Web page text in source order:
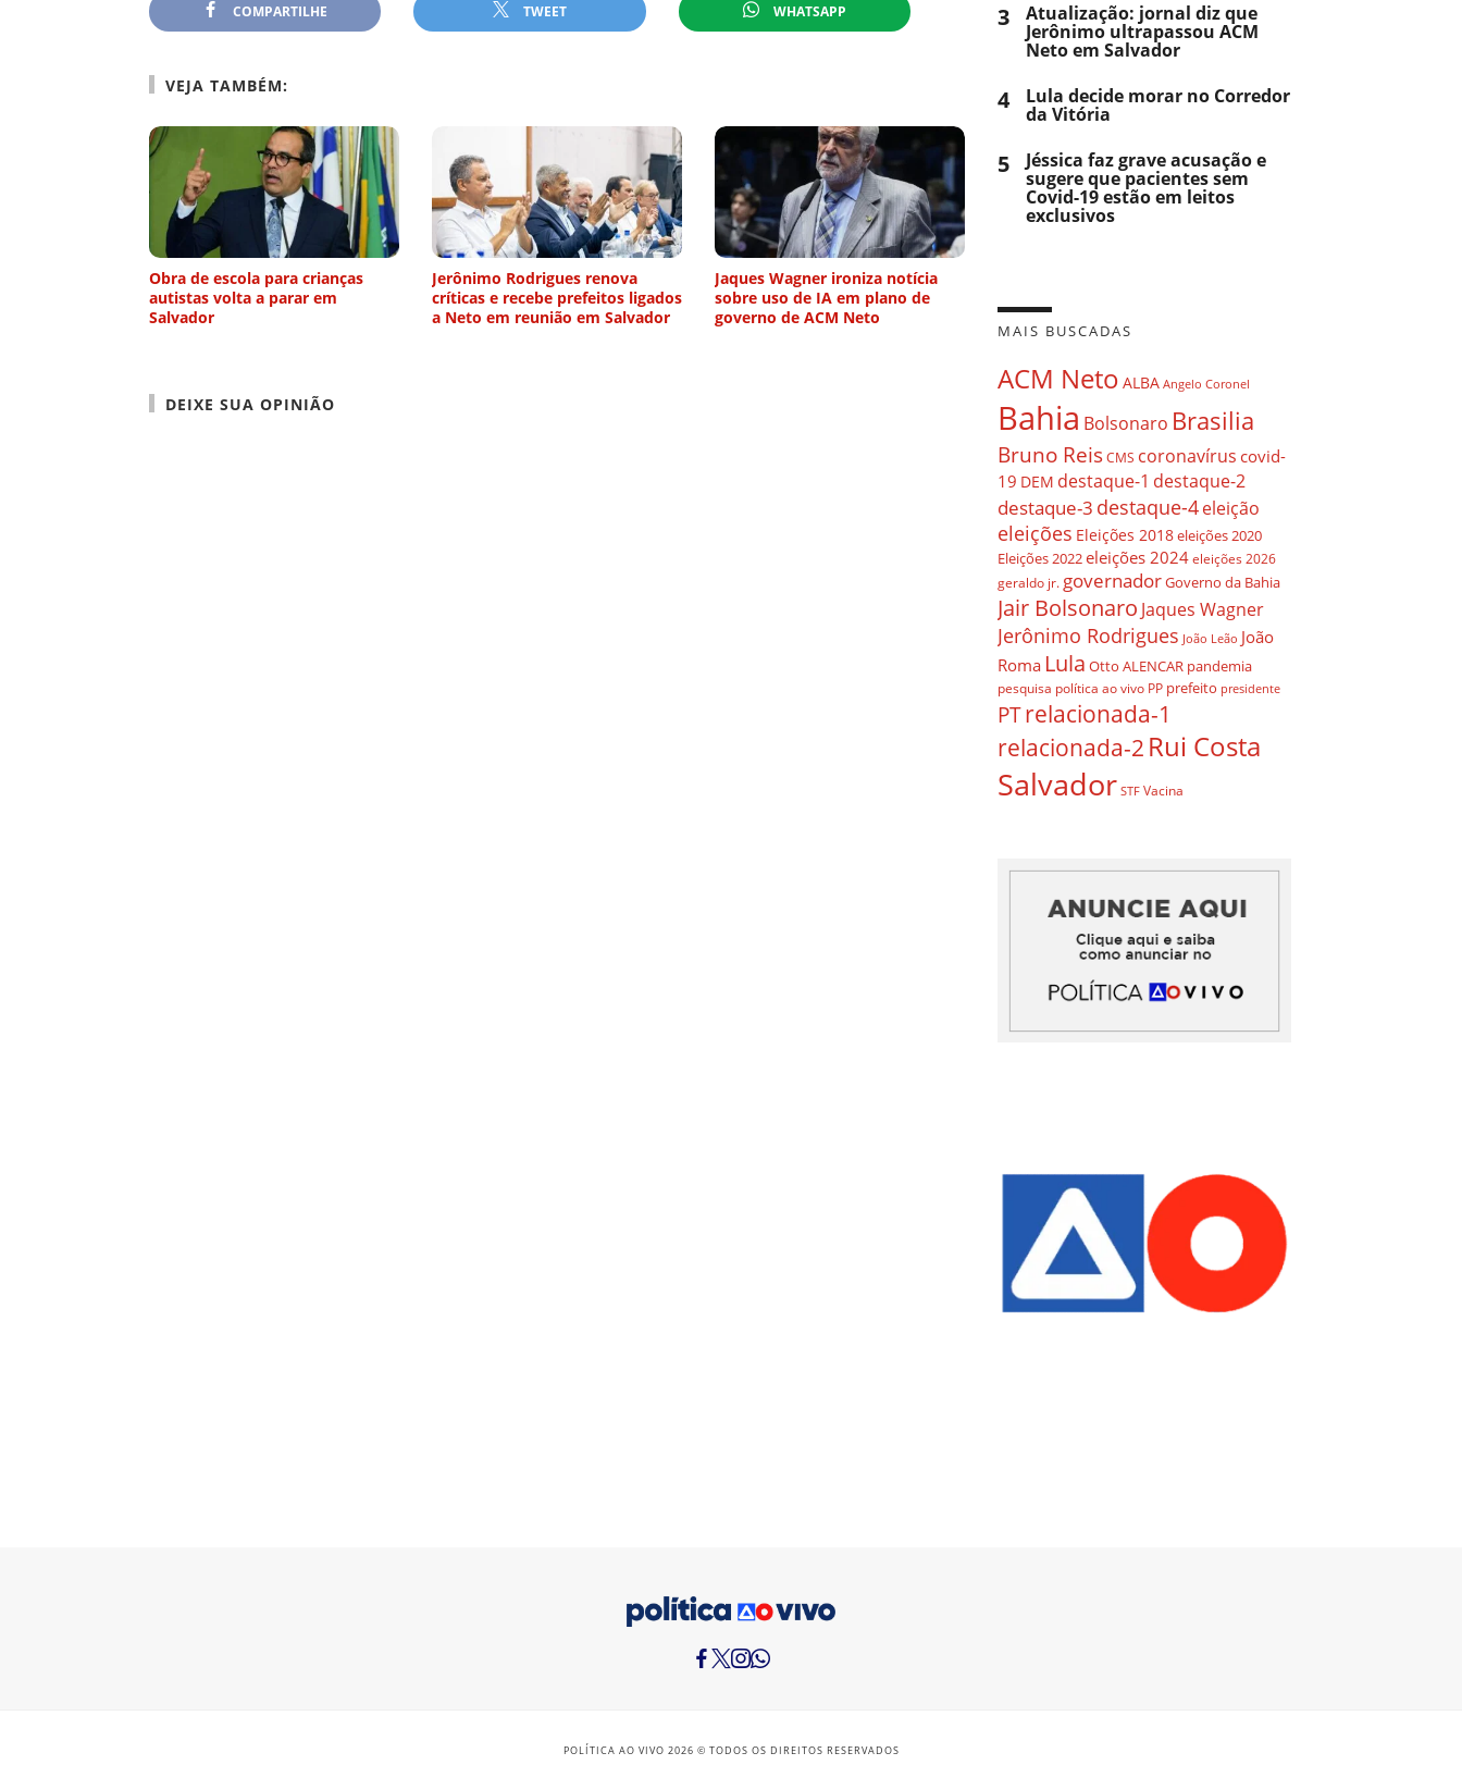
COMPARTILHE TWEET WHATSAPP
VEJA TAMBÉM:
Obra de escola para crianças
autistas volta a parar em
Salvador
Jerônimo Rodrigues renova
críticas e recebe prefeitos ligados
a Neto em reunião em Salvador
Jaques Wagner ironiza notícia
sobre uso de IA em plano de
governo de ACM Neto
DEIXE SUA OPINIÃO
3 Atualização: jornal diz que
Jerônimo ultrapassou ACM
Neto em Salvador
4 Lula decide morar no Corredor
da Vitória
5 Jéssica faz grave acusação e
sugere que pacientes sem
Covid-19 estão em leitos
exclusivos
MAIS BUSCADAS
ACM Neto ALBA Angelo Coronel
Bahia Bolsonaro Brasilia
Bruno ReisCMS coronavírus covid-
19 DEM destaque-1 destaque-2
destaque-3 destaque-4eleição
eleições Eleições 2018eleições 2020
Eleições 2022eleições 2024 eleições 2026
geraldo jr. governadorGoverno da Bahia
Jair Bolsonaro Jaques Wagner
Jerônimo Rodrigues João Leão João
Roma Lula Otto ALENCAR pandemia
pesquisa política ao vivo PP prefeito presidente
PTrelacionada-1
relacionada-2 Rui Costa
Salvador STF Vacina
POLÍTICA AO VIVO 2026 © TODOS OS DIREITOS RESERVADOS